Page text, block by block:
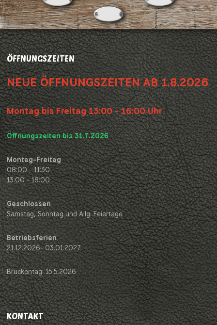
ÖFFNUNGSZEITEN
NEUE ÖFFNUNGSZEITEN AB 1.8.2026
Montag bis Freitag 13:00 - 16:00 Uhr
Öffnungszeiten bis 31.7.2026
Montag-Freitag
08:00 - 11:30
13:00 - 16:00
Geschlossen
Samstag, Sonntag und Allg. Feiertage
Betriebsferien
21.12.2026- 03.01.2027
Brückentag: 15.5.2026
KONTAKT